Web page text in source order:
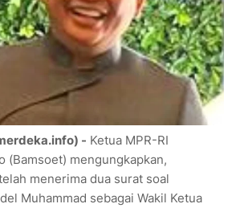
- Ketua MPR-RI
(Bamsoet) mengungkapkan,
menerima dua surat soal
Muhammad sebagai Wakil Ketua